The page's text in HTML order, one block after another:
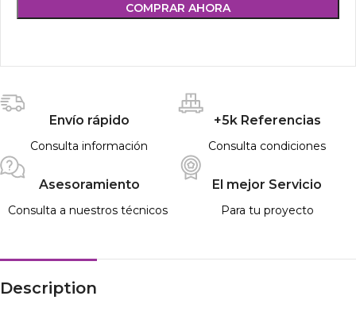
COMPRAR AHORA
Envío rápido
Consulta información
+5k Referencias
Consulta condiciones
Asesoramiento
Consulta a nuestros técnicos
El mejor Servicio
Para tu proyecto
Description